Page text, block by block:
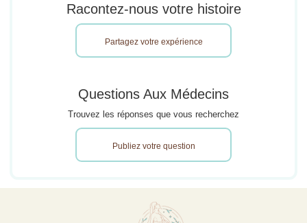
Racontez-nous votre histoire
Partagez votre expérience
Questions Aux Médecins
Trouvez les réponses que vous recherchez
Publiez votre question